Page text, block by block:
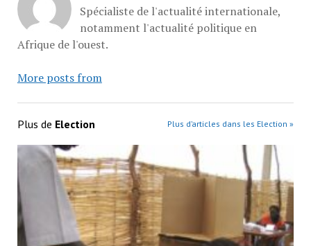
Spécialiste de l'actualité internationale,
notamment l'actualité politique en
Afrique de l'ouest.
More posts from
Plus de Election Plus d’articles dans les Election »